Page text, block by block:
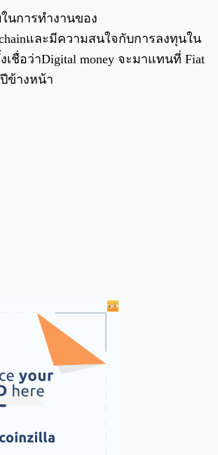
นการทำงานของ
และมีความสนใจกับการลงทุนใน
เชื่อว่าDigital money จะมาแทนที่ Fiat
ข้างหน้า